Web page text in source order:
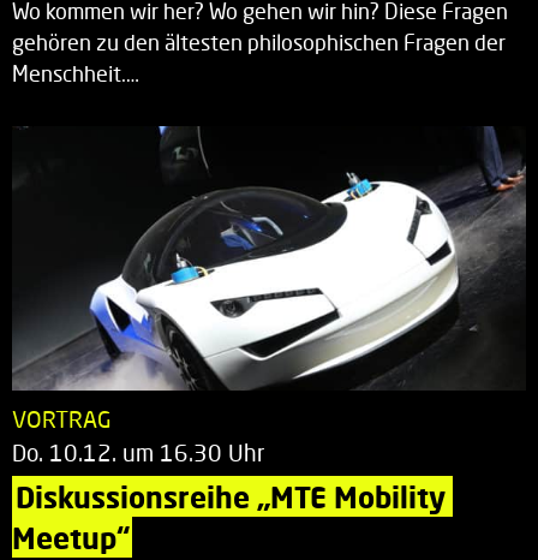
Wo kommen wir her? Wo gehen wir hin? Diese Fragen
gehören zu den ältesten philosophischen Fragen der
Menschheit.…
VORTRAG
Do. 10.12. um 16.30 Uhr
Diskussionsreihe „MTE Mobility
Meetup“